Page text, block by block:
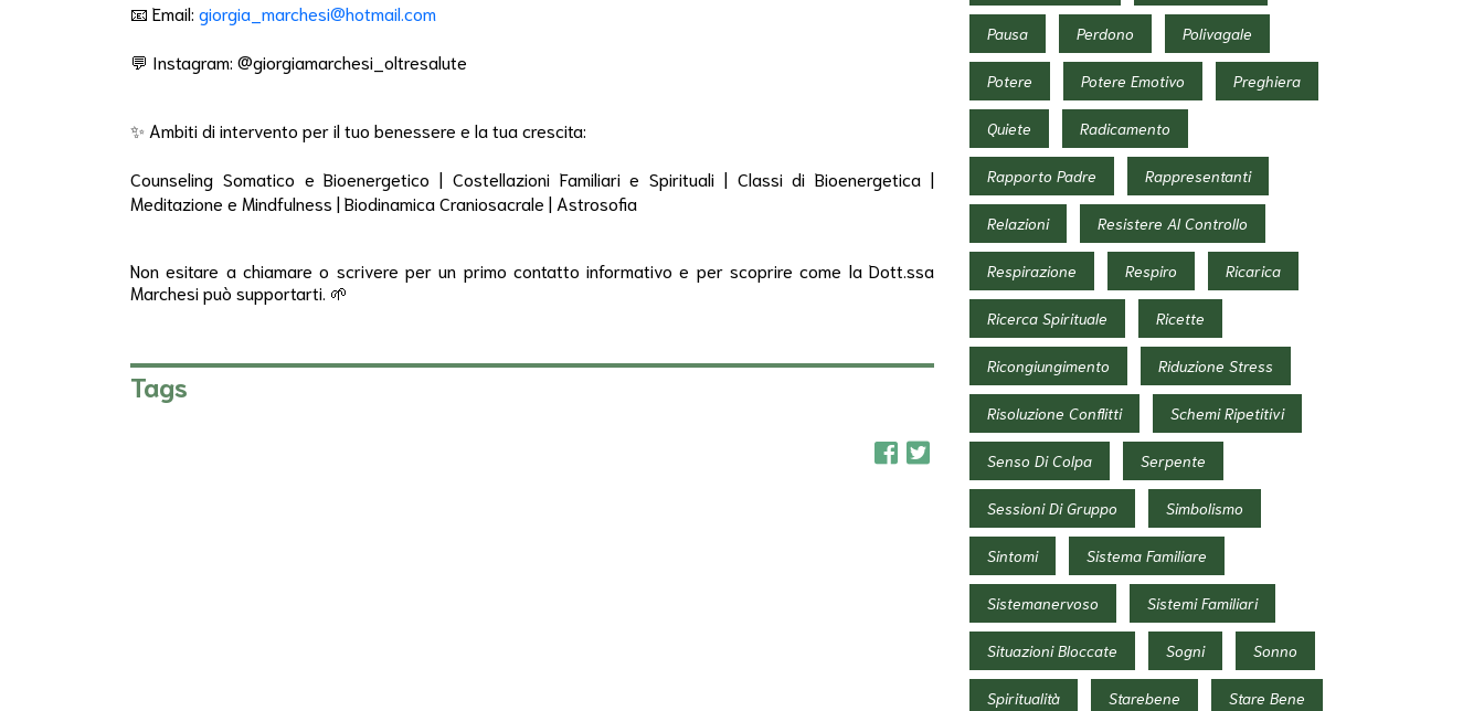
📧 Email: giorgia_marchesi@hotmail.com
💬 Instagram: @giorgiamarchesi_oltresalute
✨ Ambiti di intervento per il tuo benessere e la tua crescita:
Counseling Somatico e Bioenergetico | Costellazioni Familiari e Spirituali | Classi di Bioenergetica |
Meditazione e Mindfulness | Biodinamica Craniosacrale | Astrosofia
Non esitare a chiamare o scrivere per un primo contatto informativo e per scoprire come la Dott.ssa
Marchesi può supportarti. 🌱
Tags
Pausa Perdono Polivagale
Potere Potere Emotivo Preghiera
Quiete Radicamento
Rapporto Padre Rappresentanti
Relazioni Resistere Al Controllo
Respirazione Respiro Ricarica
Ricerca Spirituale Ricette
Ricongiungimento Riduzione Stress
Risoluzione Conflitti Schemi Ripetitivi
Senso Di Colpa Serpente
Sessioni Di Gruppo Simbolismo
Sintomi Sistema Familiare
Sistemanervoso Sistemi Familiari
Situazioni Bloccate Sogni Sonno
Spiritualità Starebene Stare Bene